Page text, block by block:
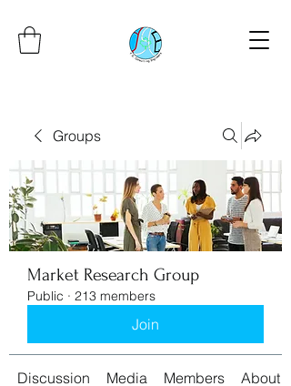
Groups
Market Research Group
Public · 213 members
Join
Discussion Media Members About